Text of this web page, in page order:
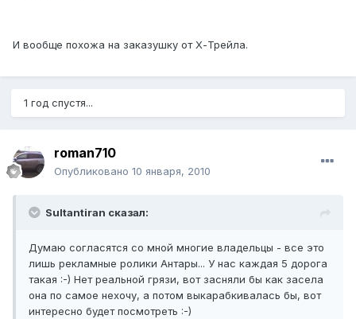
И вообще похожа на заказушку от Х-Трейла.
1 год спустя...
roman710
Опубликовано 10 января, 2010
Sultantiran сказал:
Думаю согласятся со мной многие владельцы - все это
лишь рекламные ролики Антары... У нас каждая 5 дорога
такая :-) Нет реальной грязи, вот засняли бы как засела
она по самое нехочу, а потом выкарабкивалась бы, вот
интересно будет посмотреть :-)